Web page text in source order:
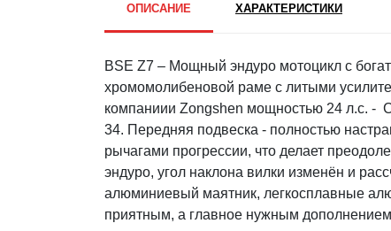
ОПИСАНИЕ ХАРАКТЕРИСТИКИ
BSE Z7 – Мощный эндуро мотоцикл с
хромомолибеновой раме с литыми
компаниии Zongshen мощностью 24 л.с. -
34. Передняя подвеска - полностью
рычагами прогрессии, что делает
эндуро, угол наклона вилки изменён и
алюминиевый маятник, легкосплавные
приятным, а главное нужным